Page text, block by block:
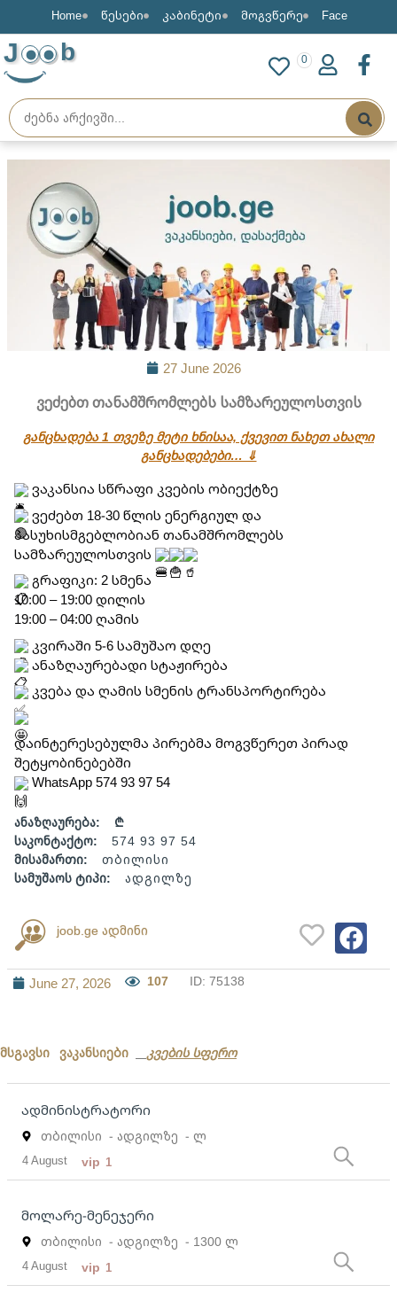
Home წესები კაბინეტი მოგვწერე Face
J b 0
27 June 2026
ვეძებთ თანამშრომლებს სამზარეულოსთვის
განცხადება 1 თვეზე მეტი ხნისაა, ქვევით ნახეთ ახალი
განცხადებები… ⇓
ვაკანსია სწრაფი კვების ობიექტზე
ვეძებთ 18-30 წლის ენერგიულ და
პასუხისმგებლობიან თანამშრომლებს
სამზარეულოსთვის
გრაფიკი: 2 სმენა
10:00 – 19:00 დილის
19:00 – 04:00 ღამის
კვირაში 5-6 სამუშაო დღე
ანაზღაურებადი სტაჟირება
კვება და ღამის სმენის ტრანსპორტირება
დაინტერესებულმა პირებმა მოგვწერეთ პირად
შეტყობინებებში
WhatsApp 574 93 97 54
ანაზღაურება:
₾
საკონტაქტო:
574 93 97 54
მისამართი:
თბილისი
სამუშაოს ტიპი:
ადგილზე
joob.ge ადმინი
June 27, 2026 107 ID: 75138
მსგავსი ვაკანსიები კვების სფერო
ადმინისტრატორი
თბილისი - ადგილზე - ლ
4 August vip 1
მოლარე-მენეჯერი
თბილისი - ადგილზე - 1300 ლ
4 August vip 1